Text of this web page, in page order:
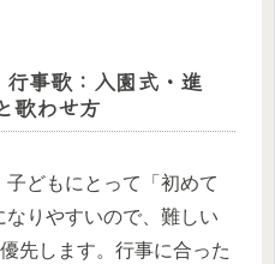
事歌：入園式・進
歌わせ方
どもにとって「初めて
りやすいので、難しい
先します。行事に合った